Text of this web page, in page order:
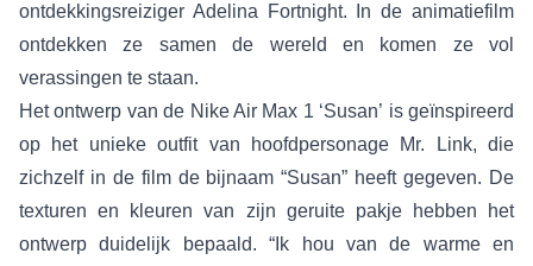
ontdekkingsreiziger Adelina Fortnight. In de animatiefilm
ontdekken ze samen de wereld en komen ze vol
verassingen te staan.
Het ontwerp van de Nike Air Max 1 ‘Susan’ is geïnspireerd
op het unieke outfit van hoofdpersonage Mr. Link, die
zichzelf in de film de bijnaam “Susan” heeft gegeven. De
texturen en kleuren van zijn geruite pakje hebben het
ontwerp duidelijk bepaald. “Ik hou van de warme en